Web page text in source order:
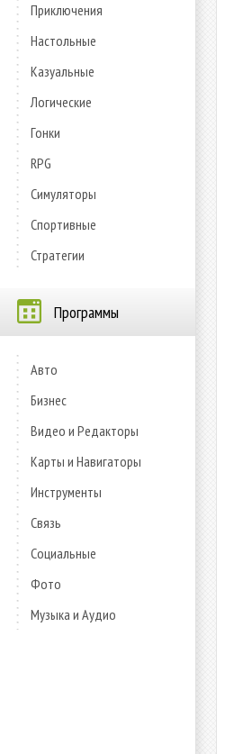
Приключения
Настольные
Казуальные
Логические
Гонки
RPG
Симуляторы
Спортивные
Стратегии
Программы
Авто
Бизнес
Видео и Редакторы
Карты и Навигаторы
Инструменты
Связь
Социальные
Фото
Музыка и Аудио